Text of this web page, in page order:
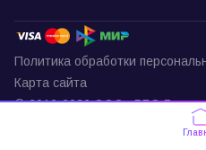
Политика обработки
Карта сайта
© 2016-2026 ООО «РБС-